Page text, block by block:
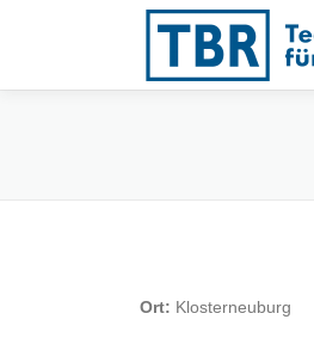
Ort: Klosterneuburg